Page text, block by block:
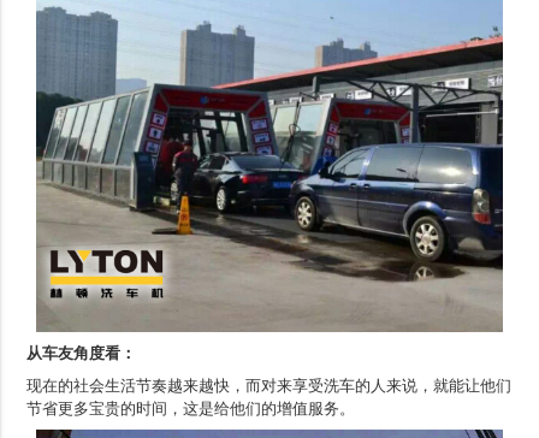
从车友角度看：
现在的社会生活节奏越来越快，而对来享受洗车的人来说，就能让他们
节省更多宝贵的时间，这是给他们的增值服务。